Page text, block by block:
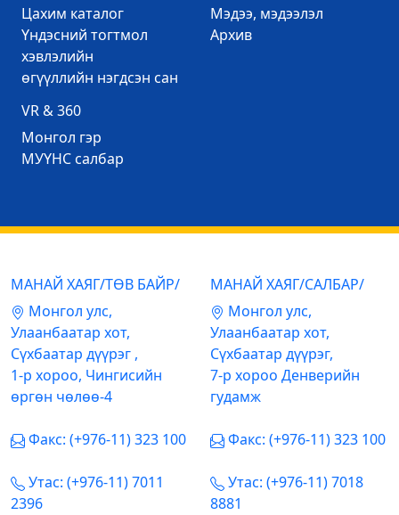
Цахим каталог
Үндэсний тогтмол
хэвлэлийн
өгүүллийн нэгдсэн сан
Mэдээ, мэдээлэл
Архив
VR & 360
Mонгол гэр
МУҮНС салбар
МАНАЙ ХАЯГ/ТӨВ БАЙР/
Mонгол улс,
Улаанбаатар хот,
Сүхбаатар дүүрэг ,
1-р хороо, Чингисийн
өргөн чөлөө-4
Факс: (+976-11) 323 100
Утас: (+976-11) 7011
2396
МАНАЙ ХАЯГ/САЛБАР/
Mонгол улс,
Улаанбаатар хот,
Сүхбаатар дүүрэг,
7-р хороо Денверийн
гудамж
Факс: (+976-11) 323 100
Утас: (+976-11) 7018
8881